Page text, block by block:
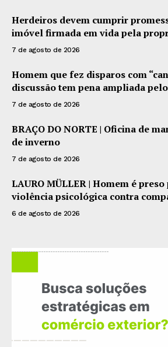
Herdeiros devem cumprir
imóvel firmada em vida pela
7 de agosto de 2026
Homem que fez disparos com
discussão tem pena ampliada pelo
7 de agosto de 2026
BRAÇO DO NORTE | Oficina de
de inverno
7 de agosto de 2026
LAURO MÜLLER | Homem é
violência psicológica contra
6 de agosto de 2026